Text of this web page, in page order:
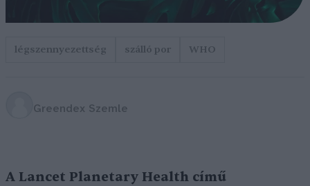
légszennyezettség szálló por WHO
Greendex Szemle
A Lancet Planetary Health című